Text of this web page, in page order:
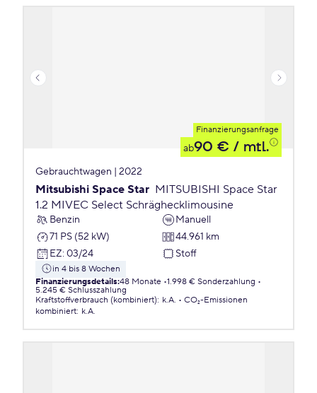
Finanzierungsanfrage
ab90 € / mtl.
Gebrauchtwagen | 2022
Mitsubishi Space Star MITSUBISHI Space Star
1.2 MIVEC Select Schräghecklimousine
Benzin
Manuell
71 PS (52 kW)
44.961 km
EZ: 03/24 Stoff
in 4 bis 8 Wochen
Finanzierungsdetails:48 Monate 1.998 € Sonderzahlung
5.245 € Schlusszahlung
Kraftstoffverbrauch (kombiniert): k.A.
CO₂-Emissionen
kombiniert: k.A.